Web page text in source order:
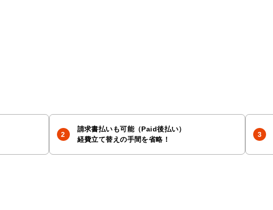
請求書払いも可能（Paid後払い）
経費立て替えの手間を省略！